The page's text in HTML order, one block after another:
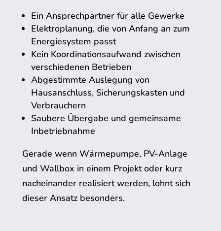
Ein Ansprechpartner für alle Gewerke
Elektroplanung, die von Anfang an zum
Energiesystem passt
Kein Koordinationsaufwand zwischen
verschiedenen Betrieben
Abgestimmte Auslegung von
Hausanschluss, Sicherungskasten und
Verbrauchern
Saubere Übergabe und gemeinsame
Inbetriebnahme
Gerade wenn Wärmepumpe, PV-Anlage
und Wallbox in einem Projekt oder kurz
nacheinander realisiert werden, lohnt sich
dieser Ansatz besonders.